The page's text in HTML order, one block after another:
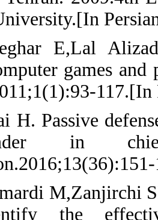
Ashtar
5. Barzeghar
Islam computer
Study.
6. Khazai H.
commander
7. Javanmardi
A. Identify the